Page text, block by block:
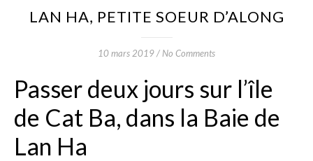
LAN HA, PETITE SOEUR D’ALONG
10 mars 2019/ No Comments
Passer deux jours sur l’île
de Cat Ba, dans la Baie de
Lan Ha